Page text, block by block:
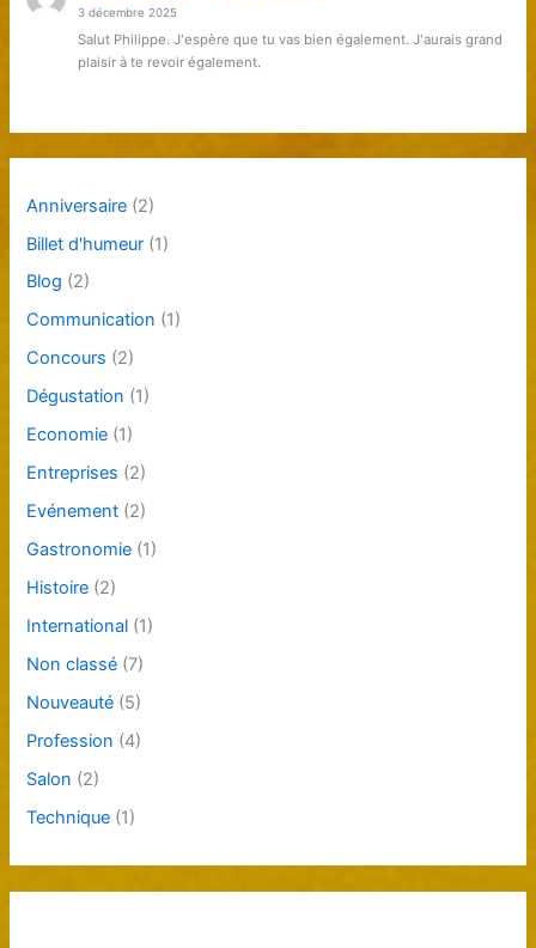
3 décembre 2025
Salut Philippe. J'espère que tu vas bien également. J'aurais grand
plaisir à te revoir également.
Anniversaire (2)
Billet d'humeur (1)
Blog (2)
Communication (1)
Concours (2)
Dégustation (1)
Economie (1)
Entreprises (2)
Evénement (2)
Gastronomie (1)
Histoire (2)
International (1)
Non classé (7)
Nouveauté (5)
Profession (4)
Salon (2)
Technique (1)